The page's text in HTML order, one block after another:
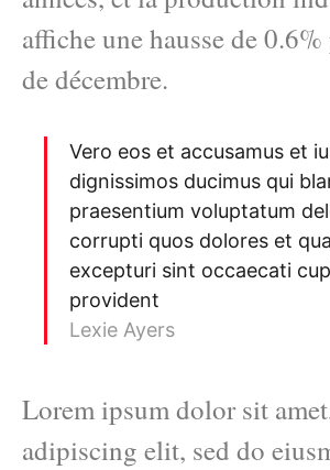
affiche une hausse de
de décembre.
Vero eos et accusamus et
dignissimos ducimus qui
praesentium voluptatum
corrupti quos dolores et
excepturi sint occaecati
provident
Lexie Ayers
Lorem ipsum dolor sit
adipiscing elit, sed do